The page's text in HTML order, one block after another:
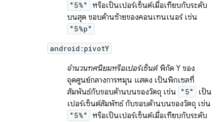
"5%"
หรือเป็นเปอร์เซ็นต์เมื่อเทียบกับระดับ
บนสุด ขอบด้านซ้ายของคอนเทนเนอร์ เช่น
"5%p"
android:pivotY
จำนวนทศนิยมหรือเปอร์เซ็นต์พิกัด Y ของ
จุดศูนย์กลางการหมุน แสดง เป็นพิกเซลที่
สัมพันธ์กับขอบด้านบนของวัตถุ เช่น
"5"
เป็น
เปอร์เซ็นต์สัมพัทธ์ กับขอบด้านบนของวัตถุ เช่น
"5%"
หรือเป็นเปอร์เซ็นต์เมื่อเทียบกับระดับ